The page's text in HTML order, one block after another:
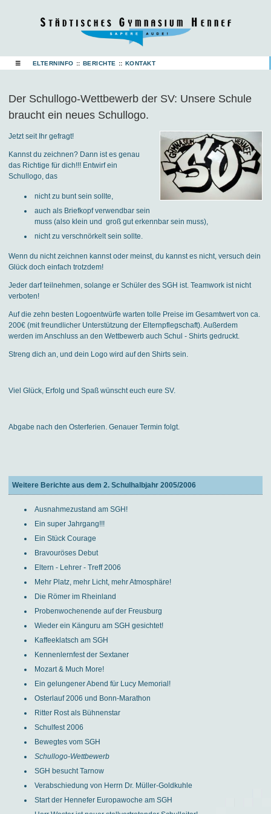
☰ ELTERNINFO :: BERICHTE :: KONTAKT
Der Schullogo-Wettbewerb der SV: Unsere Schule
braucht ein neues Schullogo.
Jetzt seit Ihr gefragt!
Kannst du zeichnen? Dann ist es genau
das Richtige für dich!!! Entwirf ein
Schullogo, das
nicht zu bunt sein sollte,
auch als Briefkopf verwendbar sein
muss (also klein und groß gut erkennbar sein muss),
nicht zu verschnörkelt sein sollte.
Wenn du nicht zeichnen kannst oder meinst, du kannst es nicht, versuch dein
Glück doch einfach trotzdem!
Jeder darf teilnehmen, solange er Schüler des SGH ist. Teamwork ist nicht
verboten!
Auf die zehn besten Logoentwürfe warten tolle Preise im Gesamtwert von ca.
200€ (mit freundlicher Unterstützung der Elternpflegschaft). Außerdem
werden im Anschluss an den Wettbewerb auch Schul - Shirts gedruckt.
Streng dich an, und dein Logo wird auf den Shirts sein.
Viel Glück, Erfolg und Spaß wünscht euch eure SV.
Abgabe nach den Osterferien. Genauer Termin folgt.
Weitere Berichte aus dem 2. Schulhalbjahr 2005/2006
Ausnahmezustand am SGH!
Ein super Jahrgang!!!
Ein Stück Courage
Bravouröses Debut
Eltern - Lehrer - Treff 2006
Mehr Platz, mehr Licht, mehr Atmosphäre!
Die Römer im Rheinland
Probenwochenende auf der Freusburg
Wieder ein Känguru am SGH gesichtet!
Kaffeeklatsch am SGH
Kennenlernfest der Sextaner
Mozart & Much More!
Ein gelungener Abend für Lucy Memorial!
Osterlauf 2006 und Bonn-Marathon
Ritter Rost als Bühnenstar
Schulfest 2006
Bewegtes vom SGH
Schullogo-Wettbewerb
SGH besucht Tarnow
Verabschiedung von Herrn Dr. Müller-Goldkuhle
Start der Hennefer Europawoche am SGH